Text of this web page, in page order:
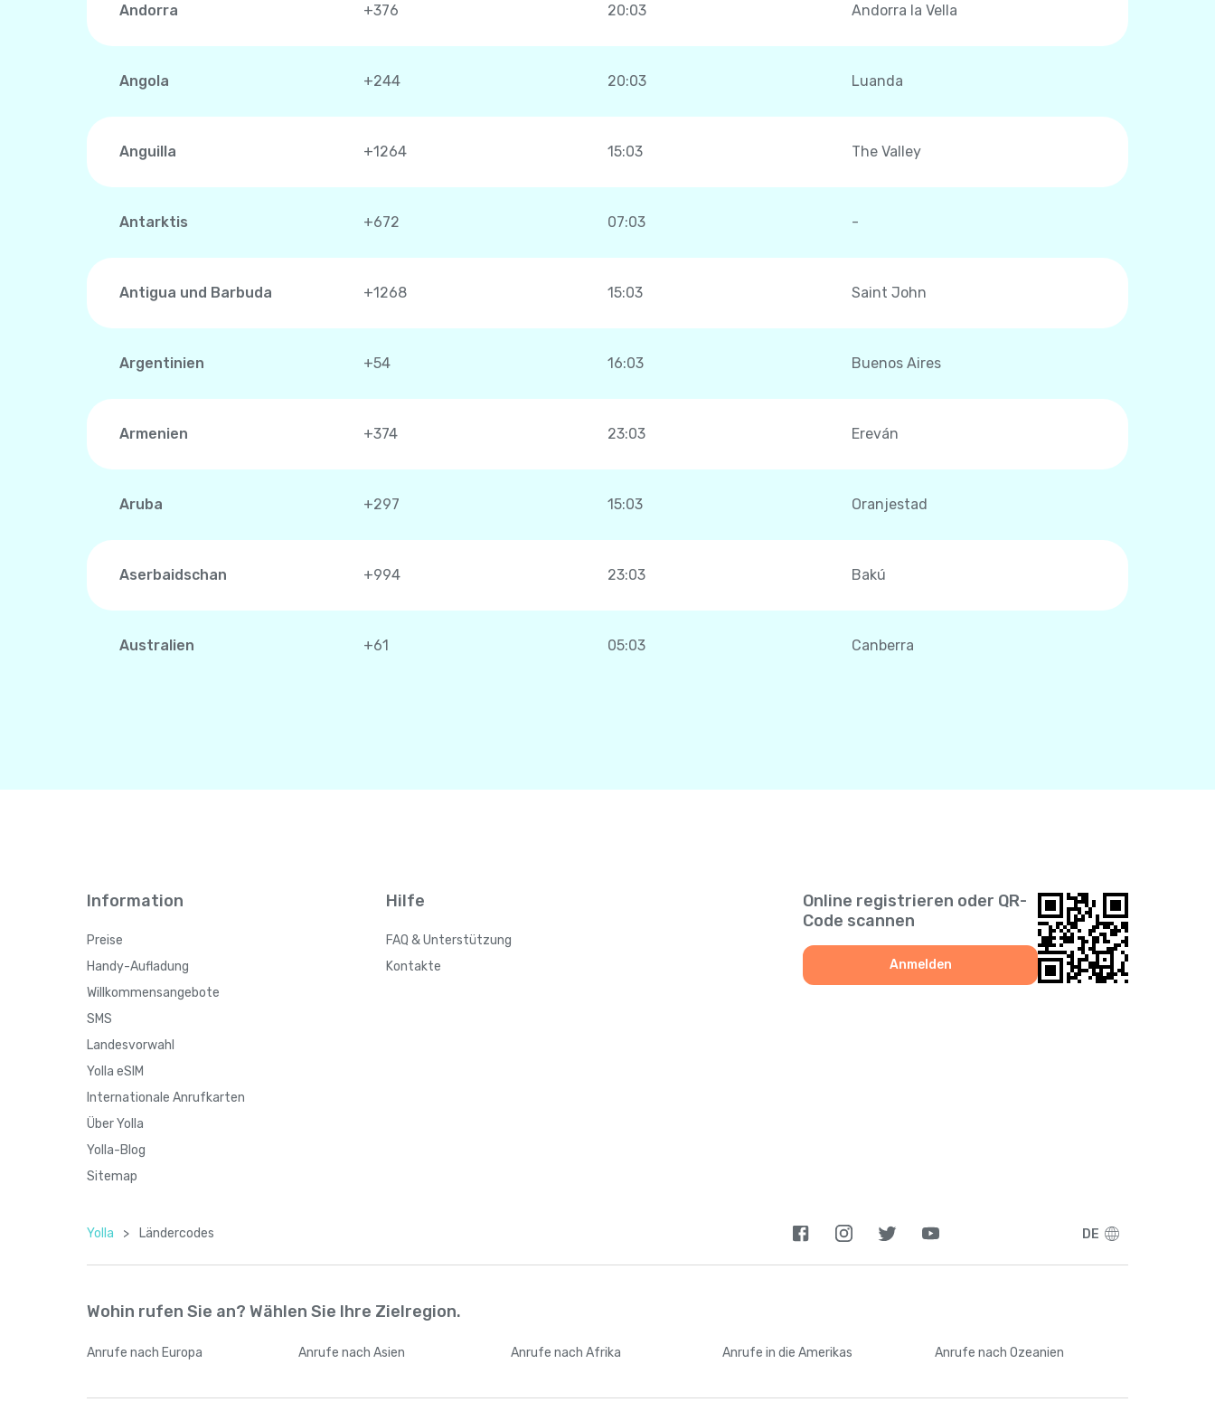
Andorra +376 20:03 Andorra la Vella
Angola +244 20:03 Luanda
Anguilla +1264 15:03 The Valley
Antarktis +672 07:03 -
Antigua und Barbuda +1268 15:03 Saint John
Argentinien +54 16:03 Buenos Aires
Armenien +374 23:03 Ereván
Aruba +297 15:03 Oranjestad
Aserbaidschan +994 23:03 Bakú
Australien +61 05:03 Canberra
Information
Preise
Handy-Aufladung
Willkommensangebote
SMS
Landesvorwahl
Yolla eSIM
Internationale Anrufkarten
Über Yolla
Yolla-Blog
Sitemap
Hilfe
FAQ & Unterstützung
Kontakte
Online registrieren oder QR-
Code scannen
Anmelden
Yolla > Ländercodes DE
Wohin rufen Sie an? Wählen Sie Ihre Zielregion.
Anrufe nach Europa Anrufe nach Asien Anrufe nach Afrika Anrufe in die Amerikas Anrufe nach Ozeanien